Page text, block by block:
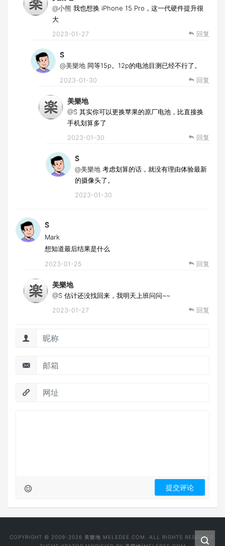
@小熊 我也想换 iPhone 15 Pro，这一代硬件提升很
大
2023-01-27 回复
S̆̈
@美樂地 同等15p。12p的电池目测已经不行了。
2023-01-30 回复
美樂地
@S̆̈ 其实你可以更换苹果的原厂电池，比直接换
手机划算多了
2023-01-30 回复
S̆̈
@美樂地 考虑划算的话，就没有理由体验最新
的摄像头了。
2023-01-30
S̆̈
Mark
想知道最后结果是什么
2023-01-25 回复
美樂地
@S̆̈ 估计还没找回来，我明天上班问问~~
2023-01-27 回复
COPYRIGHT © 2009-2026 美樂地 MELEDEE.COM. ALL RIGHTS RESERVED.